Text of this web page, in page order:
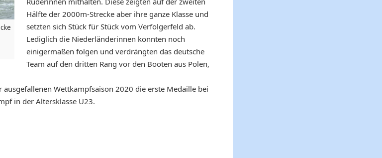
Hälfte der 2000m-Strecke aber ihre ganze Klasse und
setzten sich Stück für Stück vom Verfolgerfeld ab.
Lediglich die Niederländerinnen konnten noch
einigermaßen folgen und verdrängten das deutsche
Team auf den dritten Rang vor den Booten aus Polen,
ausgefallenen Wettkampfsaison 2020 die erste Medaille bei
in der Altersklasse U23.